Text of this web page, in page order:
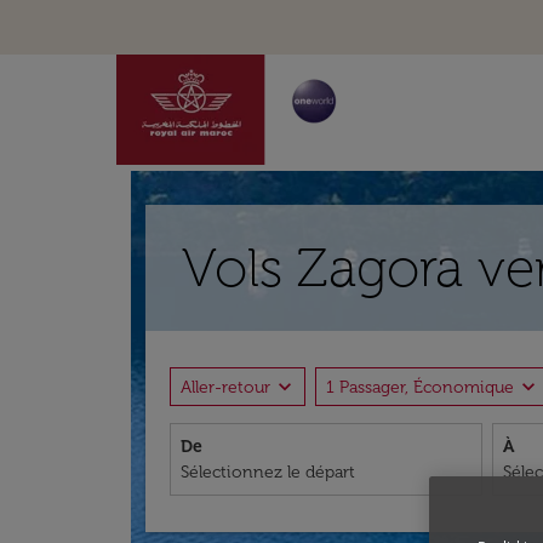
Vols Zagora
Aller-retour expand_more 1 Passager, Économique expand_more
De À